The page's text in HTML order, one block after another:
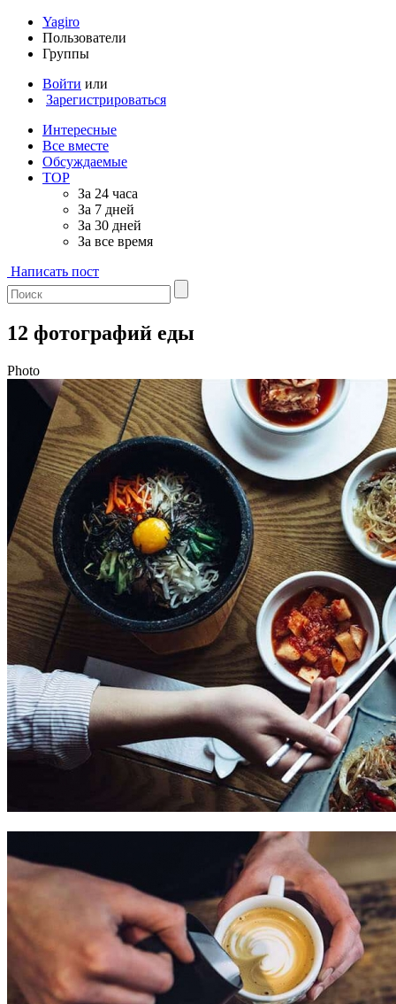
Yagiro
Пользователи
Группы
Войти или
Зарегистрироваться
Интересные
Все вместе
Обсуждаемые
TOP
За 24 часа
За 7 дней
За 30 дней
За все время
Написать пост
12 фотографий еды
Photo